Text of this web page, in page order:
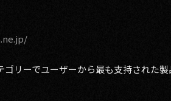
リーでユーザーから最も支持された